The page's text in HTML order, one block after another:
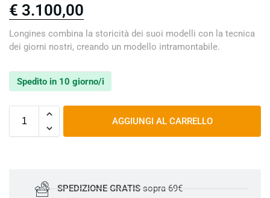
€ 3.100,00
Longines combina la storicità dei suoi modelli con la tecnica
dei giorni nostri, creando un modello intramontabile.
Spedito in 10 giorno/i
AGGIUNGI AL CARRELLO
SPEDIZIONE GRATISsopra 69€